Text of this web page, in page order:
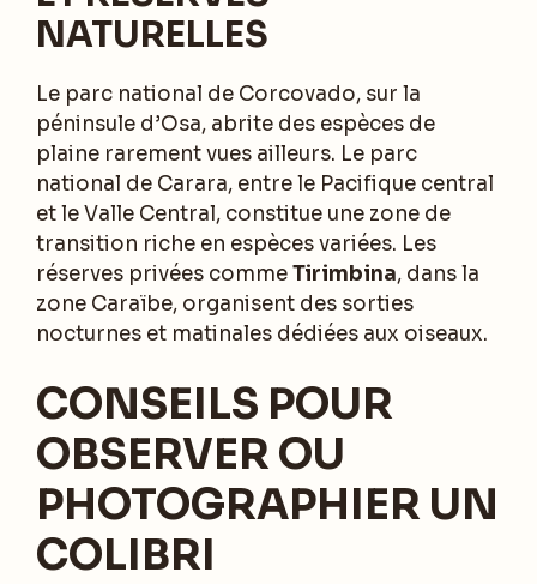
NATURELLES
Le parc national de Corcovado, sur la
péninsule d’Osa, abrite des espèces de
plaine rarement vues ailleurs. Le parc
national de Carara, entre le Pacifique central
et le Valle Central, constitue une zone de
transition riche en espèces variées. Les
réserves privées commeTirimbina, dans la
zone Caraïbe, organisent des sorties
nocturnes et matinales dédiées aux oiseaux.
CONSEILS POUR
OBSERVER OU
PHOTOGRAPHIER UN
COLIBRI